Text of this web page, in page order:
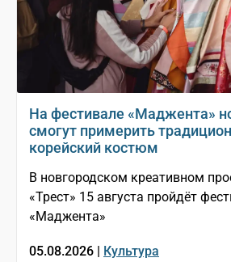
На фестивале «Маджента»
смогут примерить
корейский костюм
В новгородском креативном
«Трест» 15 августа пройдёт
«Маджента»
05.08.2026 | Культура